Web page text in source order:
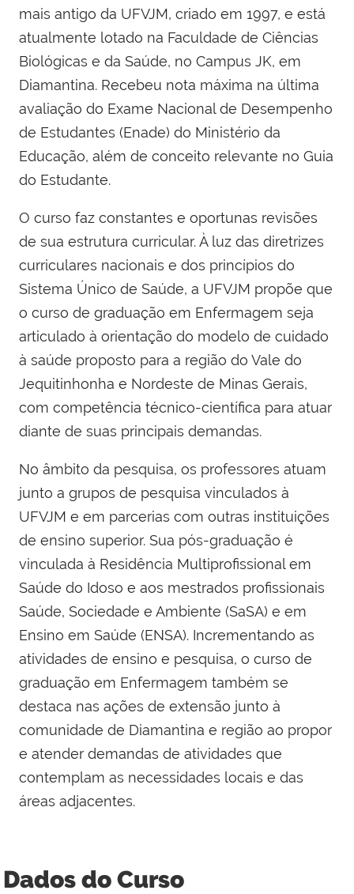
mais antigo da UFVJM, criado em 1997, e está
atualmente lotado na Faculdade de Ciências
Biológicas e da Saúde, no Campus JK, em
Diamantina. Recebeu nota máxima na última
avaliação do Exame Nacional de Desempenho
de Estudantes (Enade) do Ministério da
Educação, além de conceito relevante no Guia
do Estudante.
O curso faz constantes e oportunas revisões
de sua estrutura curricular. À luz das diretrizes
curriculares nacionais e dos princípios do
Sistema Único de Saúde, a UFVJM propõe que
o curso de graduação em Enfermagem seja
articulado à orientação do modelo de cuidado
à saúde proposto para a região do Vale do
Jequitinhonha e Nordeste de Minas Gerais,
com competência técnico-científica para atuar
diante de suas principais demandas.
No âmbito da pesquisa, os professores atuam
junto a grupos de pesquisa vinculados à
UFVJM e em parcerias com outras instituições
de ensino superior. Sua pós-graduação é
vinculada à Residência Multiprofissional em
Saúde do Idoso e aos mestrados profissionais
Saúde, Sociedade e Ambiente (SaSA) e em
Ensino em Saúde (ENSA). Incrementando as
atividades de ensino e pesquisa, o curso de
graduação em Enfermagem também se
destaca nas ações de extensão junto à
comunidade de Diamantina e região ao propor
e atender demandas de atividades que
contemplam as necessidades locais e das
áreas adjacentes.
Dados do Curso